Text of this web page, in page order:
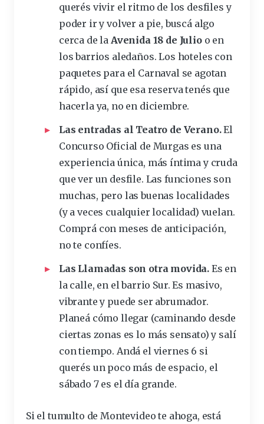
querés vivir elritmo de los desfiles y
poder ir y volver a pie, buscá algo
cerca de la Avenida 18 de Julioo en
los barrios aledaños. Los hoteles con
paquetes para el Carnaval se agotan
rápido, así que esa reserva tenés que
hacerla ya, no en diciembre.
Las entradas al Teatro de Verano.El
Concurso Oficial de Murgas es una
experiencia única, más íntima y cruda
que ver un desfile. Las funciones son
muchas, pero las buenas localidades
(y a veces cualquier localidad) vuelan.
Comprá con meses de anticipación,
no te confíes.
Las Llamadas son otra movida. Es en
la calle, en el barrio Sur. Es masivo,
vibrante y puede ser abrumador.
Planeá cómo llegar (caminando desde
ciertas zonas es lo más sensato) y salí
con tiempo. Andá el viernes 6 si
querés un poco más de espacio, el
sábado 7 es el día grande.
Si el tumulto de Montevideo te ahoga, está